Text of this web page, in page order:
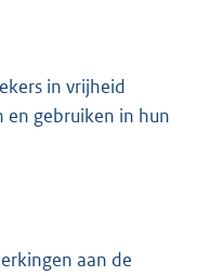
in vrijheid
gebruiken in hun
aan de